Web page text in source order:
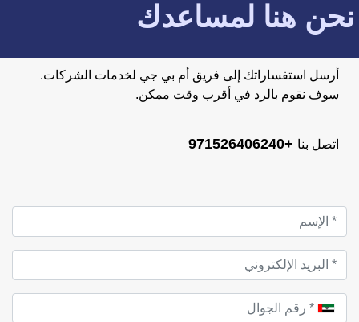
نحن هنا لمساعدك
أرسل استفساراتك إلى فريق أم بي جي لخدمات الشركات.
سوف نقوم بالرد في أقرب وقت ممكن.
اتصل بنا +971526406240